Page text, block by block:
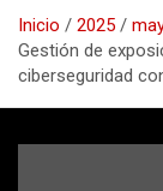
Inicio 2025
Gestión de
ciberseguridad